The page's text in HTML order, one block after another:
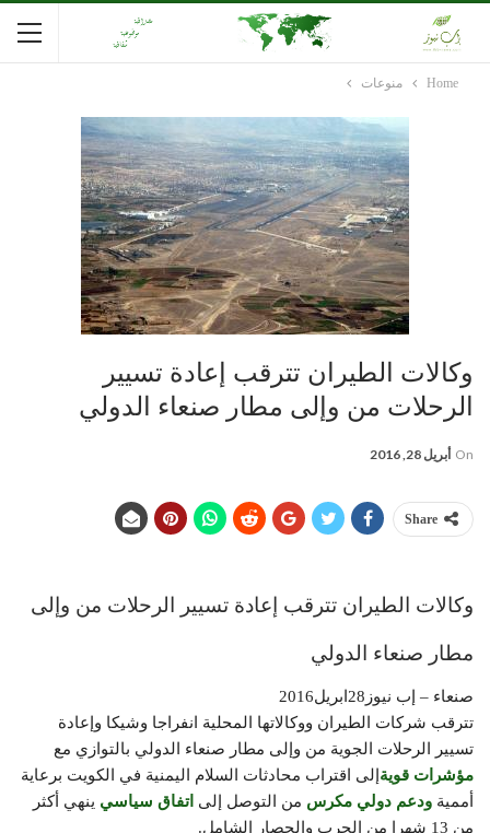
Home منوعات
وكالات الطيران تترقب إعادة تسيير
الرحلات من وإلى مطار صنعاء الدولي
On أبريل 28, 2016
Share
وكالات الطيران تترقب إعادة تسيير الرحلات من وإلى
مطار صنعاء الدولي
صنعاء – إب نيوز28ابريل2016
تترقب شركات الطيران ووكالاتها المحلية انفراجا وشيكا وإعادة
تسيير الرحلات الجوية من وإلى مطار صنعاء الدولي بالتوازي مع
مؤشرات قوية إلى اقتراب محادثات السلام اليمنية في الكويت برعاية
أممية ودعم دولي مكرس من التوصل إلى اتفاق سياسي ينهي أكثر
من 13 شهرا من الحرب والحصار الشامل.